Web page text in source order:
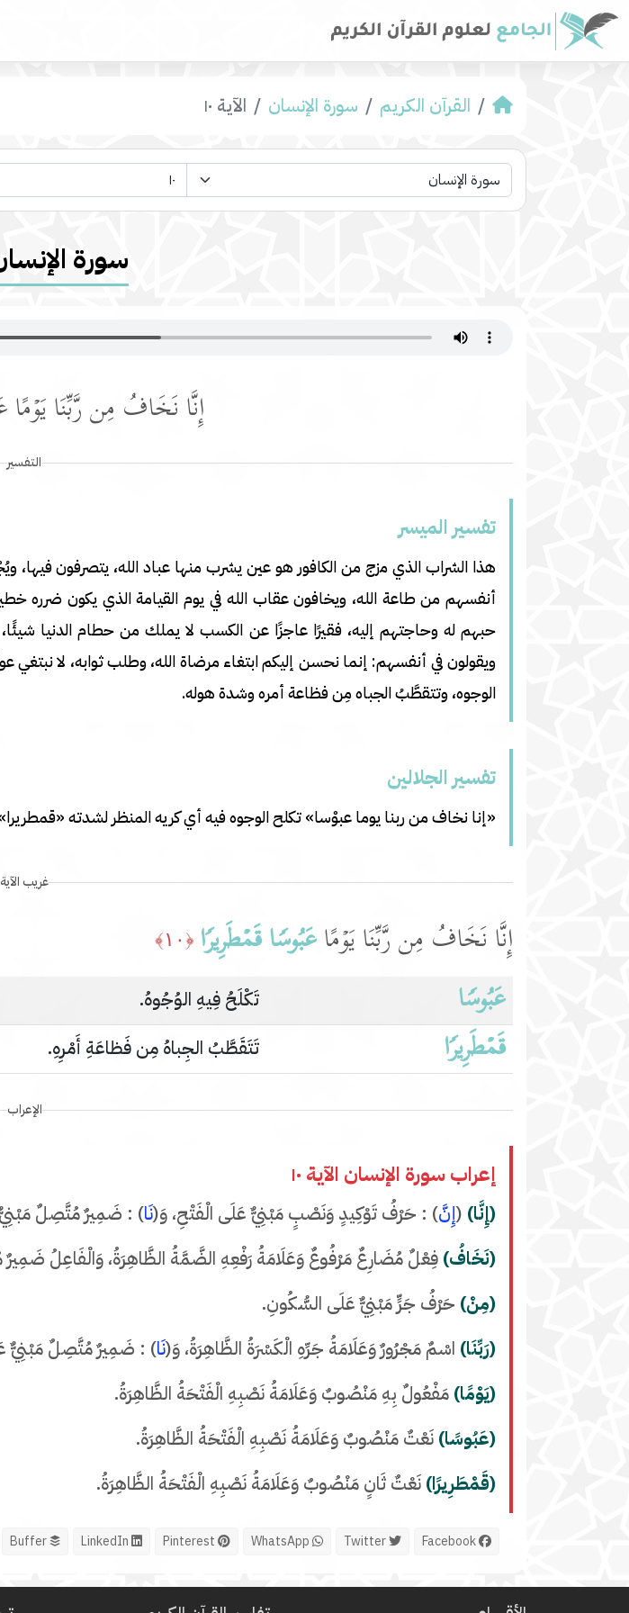
القرآن الكريم سورة الإنسان الآية ١٠
سورة الإنسان
إِنَّا نَخَافُ مِن رَّبِّنَا یَوۡمًا
التفسير
تفسير المیسر
هذا الشراب الذي مزج من الكافور هو عين يشرب منها عباد الله، يتصرفون فيها،
أنفسهم من طاعة الله، ويخافون عقاب الله في يوم القيامة الذي يكون ضرره
حبهم له وحاجتهم إليه، فقيرًا عاجزًا عن الكسب لا يملك من حطام الدنيا
ويقولون في أنفسهم: إنما نحسن إليكم ابتغاء مرضاة الله، وطلب ثوابه، لا
الوجوه، وتتقطَّبُ الجباه مِن فظاعة أمره وشدة هوله.
تفسير الجلالين
«إنا نخاف من ربنا يوما عبوْسا» تكلح الوجوه فيه أي كريه المنظر لشدته
غريب الآية
إِنَّا نَخَافُ مِن رَّبِّنَا یَوۡمًاعَبُوسࣰاقَمۡطَرِیرࣰا ﴿١٠﴾
عَبُوسࣰا تَكْلَحُ فِيهِ الوُجُوهُ.
قَمۡطَرِیرࣰا تَتَقَطَّبُ الجِباهُ مِن فَظاعَةِ أَمْرِهِ.
الإعراب
إعراب سورة الإنسان الآية ١٠
(إِنَّا) (إِنَّ) : حَرْفُ تَوْكِيدٍ وَنَصْبٍ مَبْنِيٌّ عَلَى الْفَتْحِ، وَ(نَا) : ضَمِيرٌ مُتَّصِلٌ
(نَخَافُ)فِعْلٌ مُضَارِعٌ مَرْفُوعٌ وَعَلَامَةُ رَفْعِهِ الضَّمَّةُ الظَّاهِرَةُ، وَالْفَاعِلُ ضَمِيرٌ
(مِنْ) حَرْفُ جَرٍّ مَبْنِيٌّ عَلَى السُّكُونِ.
(رَبِّنَا) اسْمٌ مَجْرُورٌ وَعَلَامَةُ جَرِّهِ الْكَسْرَةُ الظَّاهِرَةُ، وَ(نَا) : ضَمِيرٌ مُتَّصِلٌ مَبْنِيٌّ
(يَوْمًا) مَفْعُولٌ بِهِ مَنْصُوبٌ وَعَلَامَةُ نَصْبِهِ الْفَتْحَةُ الظَّاهِرَةُ.
(عَبُوسًا) نَعْتٌ مَنْصُوبٌ وَعَلَامَةُ نَصْبِهِ الْفَتْحَةُ الظَّاهِرَةُ.
(قَمْطَرِيرًا) نَعْتٌ ثَانٍ مَنْصُوبٌ وَعَلَامَةُ نَصْبِهِ الْفَتْحَةُ الظَّاهِرَةُ.
Facebook
Twitter
Buffer